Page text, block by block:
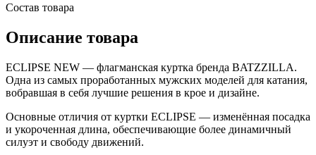
Состав товара
Описание товара
ECLIPSE NEW — флагманская куртка бренда BATZZILLA.
Одна из самых проработанных мужских моделей для катания,
вобравшая в себя лучшие решения в крое и дизайне.
Основные отличия от куртки ECLIPSE — изменённая посадка
и укороченная длина, обеспечивающие более динамичный
силуэт и свободу движений.